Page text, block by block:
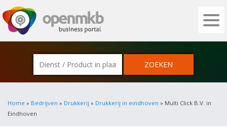
OPENMKB - DE ZAKELIJKE PORTAL
Home » Bedrijven » Drukkerij » Drukkerij in eindhoven » Multi Click B.V. in
Eindhoven